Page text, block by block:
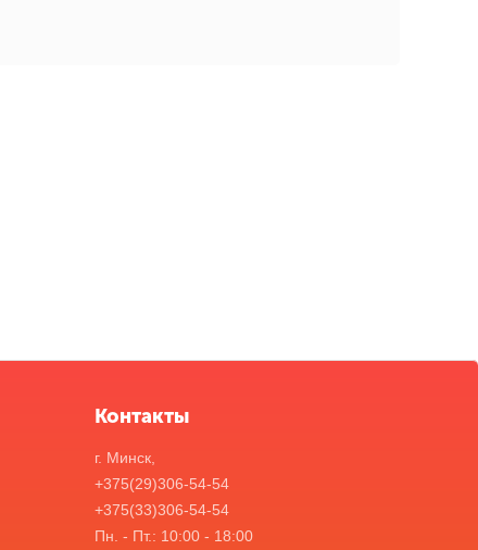
Контакты
г. Минск,
+375(29)306-54-54
+375(33)306-54-54
Пн. - Пт.: 10:00 - 18:00